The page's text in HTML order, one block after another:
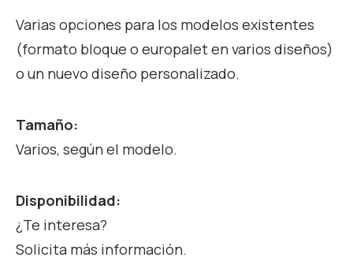
Varias opciones para los modelos existentes
(formato bloque o europalet en varios diseños)
o un nuevo diseño personalizado.
Tamaño:
Varios, según el modelo.
Disponibilidad:
¿Te interesa?
Solicita más información.